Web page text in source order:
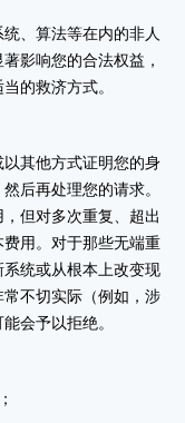
、算法等在内的非人
影响您的合法权益，
的救济方式。
其他方式证明您的身
后再处理您的请求。
但对多次重复、超出
用。对于那些无端重
统或从根本上改变现
不切实际（例如，涉
会予以拒绝。